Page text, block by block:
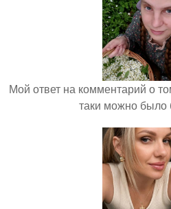
Мой ответ на комментарий о
таки можно было